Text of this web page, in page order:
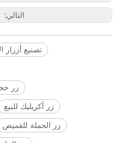
التالي:
تصنيع أزرار
زر
زر أكريليك للبيع
زر الجملة للقميص